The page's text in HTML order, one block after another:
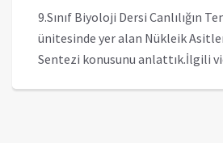
9.Sınıf Biyoloji Dersi Canlılığın
ünitesinde yer alan Nükleik
Sentezi konusunu anlattık.İlgili